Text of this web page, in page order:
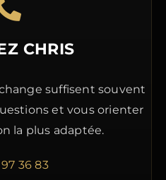
CHRIS
suffisent souvent
et vous orienter
la plus adaptée.
36 83